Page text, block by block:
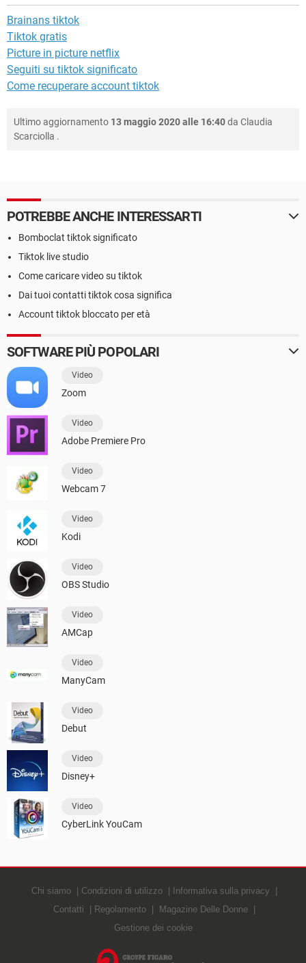
Brainans tiktok
Tiktok gratis
Picture in picture netflix
Seguiti su tiktok significato
Come recuperare account tiktok
Ultimo aggiornamento 13 maggio 2020 alle 16:40da Claudia
Scarciolla .
POTREBBE ANCHE INTERESSARTI
Bomboclat tiktok significato
Tiktok live studio
Come caricare video su tiktok
Dai tuoi contatti tiktok cosa significa
Account tiktok bloccato per età
SOFTWARE PIÙ POPOLARI
Video
Zoom
Video
Adobe Premiere Pro
Video
Webcam 7
Video
Kodi
Video
OBS Studio
Video
AMCap
Video
ManyCam
Video
Debut
Video
Disney+
Video
CyberLink YouCam
Chi siamo Condizioni di utilizzo
Informativa sulla privacy
Contatti
Regolamento
Magazine Delle Donne
Gestione dei cookie